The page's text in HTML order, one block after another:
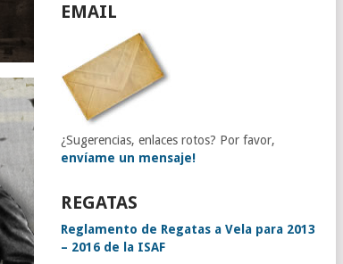
EMAIL
¿Sugerencias, enlaces rotos? Por favor,
envíame un mensaje!
REGATAS
Reglamento de Regatas a Vela para 2013
– 2016 de la ISAF